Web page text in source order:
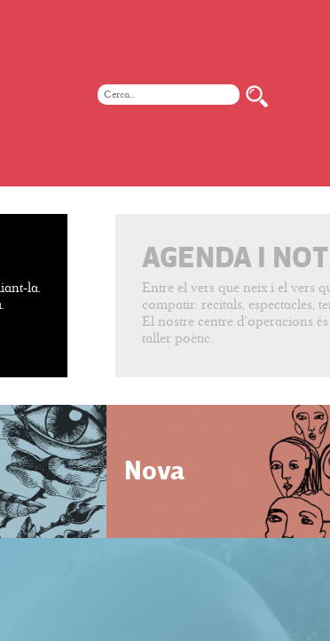
la.
AGENDA I
Entre el vers que neix i el vers
compatir: recitals, espectacles,
El nostre centre d’operacions
taller poètic.
Nova